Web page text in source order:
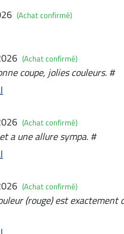
(Achat confirmé)
(Achat confirmé)
coupe, jolies couleurs. #
(Achat confirmé)
a une allure sympa. #
(Achat confirmé)
(rouge) est exactement